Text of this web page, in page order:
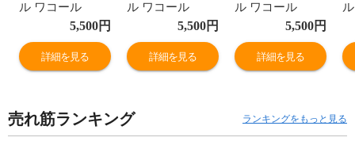
ル ワコール
Wacoal シーダブ
CW-X メンズ 男
性用 股関節サポ
ディバランスア
ップ ショート丈
5,500円
詳細を見る
ル ワコール
Wacoal シーダブ
CW-X メンズ 男
性用 股関節サポ
ディバランスア
ップ ショート丈
5,500円
詳細を見る
ル ワコール
Wacoal シーダブ
CW-X メンズ 男
性用 股関節サポ
ディバランスア
ップ ショート丈
5,500円
詳細を見る
売れ筋ランキング ランキングをもっと見る